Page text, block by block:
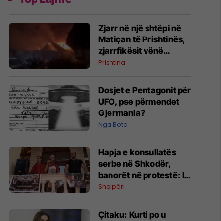
Zjarr në një shtëpi në
Matiçan të Prishtinës,
zjarrfikësit vënë
situatën nën kontroll
Prishtina
Dosjet e Pentagonit për
UFO, pse përmendet
Gjermania?
Nga Bota
Hapja e konsullatës
serbe në Shkodër,
banorët në protestë: I
kemi të freskëta
shumë
Shqipëri
Çitaku: Kurti po u